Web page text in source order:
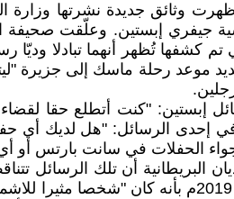
وثائق جديدة نشرتها وزارة
جيفري إبستين. وعلّقت صحيفة
تم كشفها تُظهر أنهما تبادلا
لتحديد موعد رحلة ماسك
إبستين: "كنت أتطلع حقا
إحدى الرسائل: "هل لديك أي
الحفلات في سانت بارتس أو
البريطانية أن تلك
تصريح صحفي عام 2019م بأنه كان